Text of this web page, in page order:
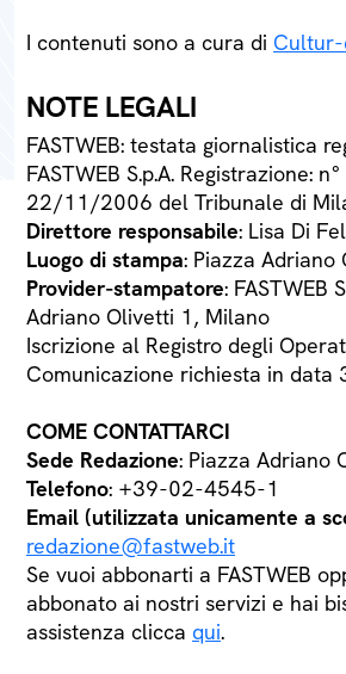
I contenuti sono a cura di
NOTE LEGALI
FASTWEB: testata giornalistica
FASTWEB S.p.A. Registrazione:
22/11/2006 del Tribunale di
Direttore responsabile: Lisa Di
Luogo di stampa: Piazza
Provider-stampatore: FASTWEB
Adriano Olivetti 1, Milano
Iscrizione al Registro degli
Comunicazione richiesta in
COME CONTATTARCI
Sede Redazione: Piazza Adriano
Telefono: +39-02-4545-1
Email (utilizzata unicamente a
redazione@fastweb.it
Se vuoi abbonarti a FASTWEB
abbonato ai nostri servizi e hai
assistenza clicca qui.